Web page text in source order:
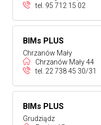
tel. 95 712 15 02
BIMs PLUS
Chrzanów Mały
Chrzanów Mały 44
tel. 22 738 45 30/31
BIMs PLUS
Grudziądz